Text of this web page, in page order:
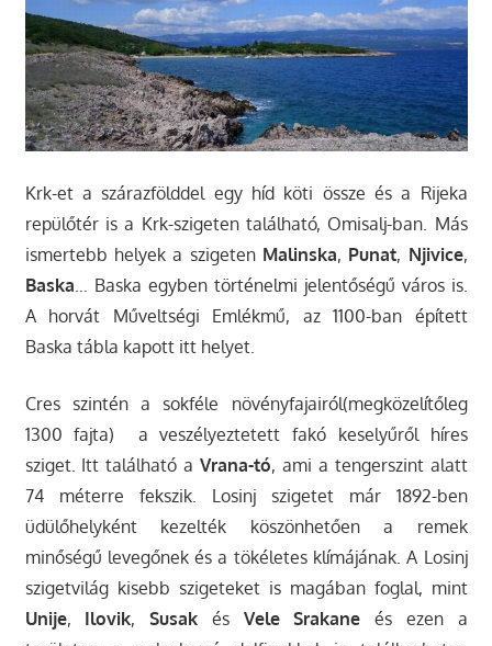
Krk-et a szárazfölddel egy híd köti össze és a Rijeka
repülőtér is a Krk-szigeten található, Omisalj-ban. Más
ismertebb helyek a szigeten Malinska, Punat, Njivice,
Baska … Baska egyben történelmi jelentőségű város is.
A horvát Műveltségi Emlékmű, az 1100-ban épített
Baska tábla kapott itt helyet.
Cres szintén a sokféle növényfajairól(megközelítőleg
1300 fajta) a veszélyeztetett fakó keselyűről híres
sziget. Itt található a Vrana-tó, ami a tengerszint alatt
74 méterre fekszik. Losinj szigetet már 1892-ben
üdülőhelyként kezelték köszönhetően a remek
minőségű levegőnek és a tökéletes klímájának. A Losinj
szigetvilág kisebb szigeteket is magában foglal, mint
Unije, Ilovik, Susak és Vele Srakane és ezen a